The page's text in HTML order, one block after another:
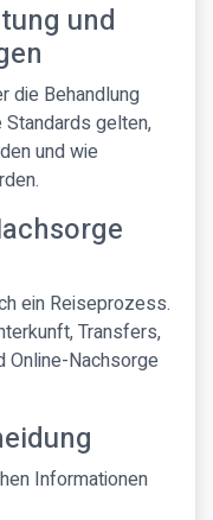
und
die Behandlung
gelten,
und wie
ein Reiseprozess.
Transfers,
Online-Nachsorge
Informationen